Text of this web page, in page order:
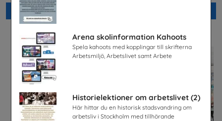
Arena skolinformation Kahoots
Spela kahoots med kopplingar till skrifterna
Arbetsmiljö, Arbetslivet samt Arbete
Historielektioner om arbetslivet (2)
Här hittar du en historisk stadsvandring om
arbetsliv i Stockholm med tillhörande
Beställ 0kr